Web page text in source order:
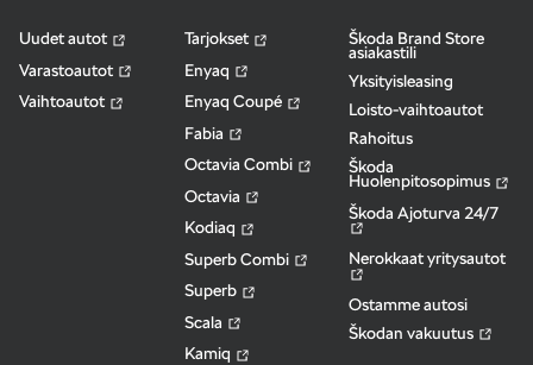
Uudet autot
Varastoautot
Vaihtoautot
Tarjokset
Enyaq
Enyaq Coupé
Fabia
Octavia Combi
Octavia
Kodiaq
Superb Combi
Superb
Scala
Kamiq
Škoda Brand Store
asiakastili
Yksityisleasing
Loisto-vaihtoautot
Rahoitus
Škoda
Huolenpitosopimus
Škoda Ajoturva 24/7
Nerokkaat yritysautot
Ostamme autosi
Škodan vakuutus